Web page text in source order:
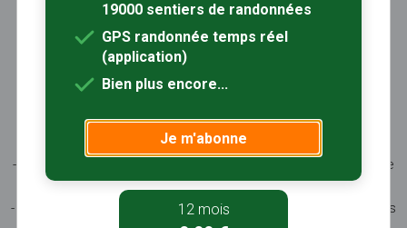
Sites partenaires Contactez-nous
Sentiers-en-France, grâce aux nombreux circuits de
- les spécificités des terroirs (sites et milieux naturels,
patrimoine …)
- les producteurs locaux et les artisans, garants du savoir-faire
et du patrimoine
- ceux qui œuvrent à faire connaître tout ce patrimoine par des
19000 sentiers de randonnées
GPS randonnée temps réel
(application)
Bien plus encore...
Je m'abonne
12 mois